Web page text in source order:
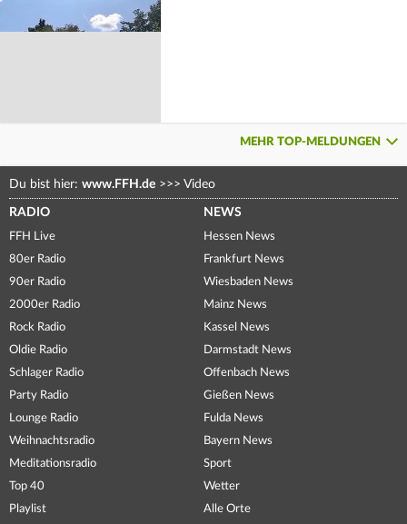
MEHR TOP-MELDUNGEN
Du bist hier: www.FFH.de >>> Video
RADIO
FFH Live
80er Radio
90er Radio
2000er Radio
Rock Radio
Oldie Radio
Schlager Radio
Party Radio
Lounge Radio
Weihnachtsradio
Meditationsradio
Top 40
Playlist
NEWS
Hessen News
Frankfurt News
Wiesbaden News
Mainz News
Kassel News
Darmstadt News
Offenbach News
Gießen News
Fulda News
Bayern News
Sport
Wetter
Alle Orte